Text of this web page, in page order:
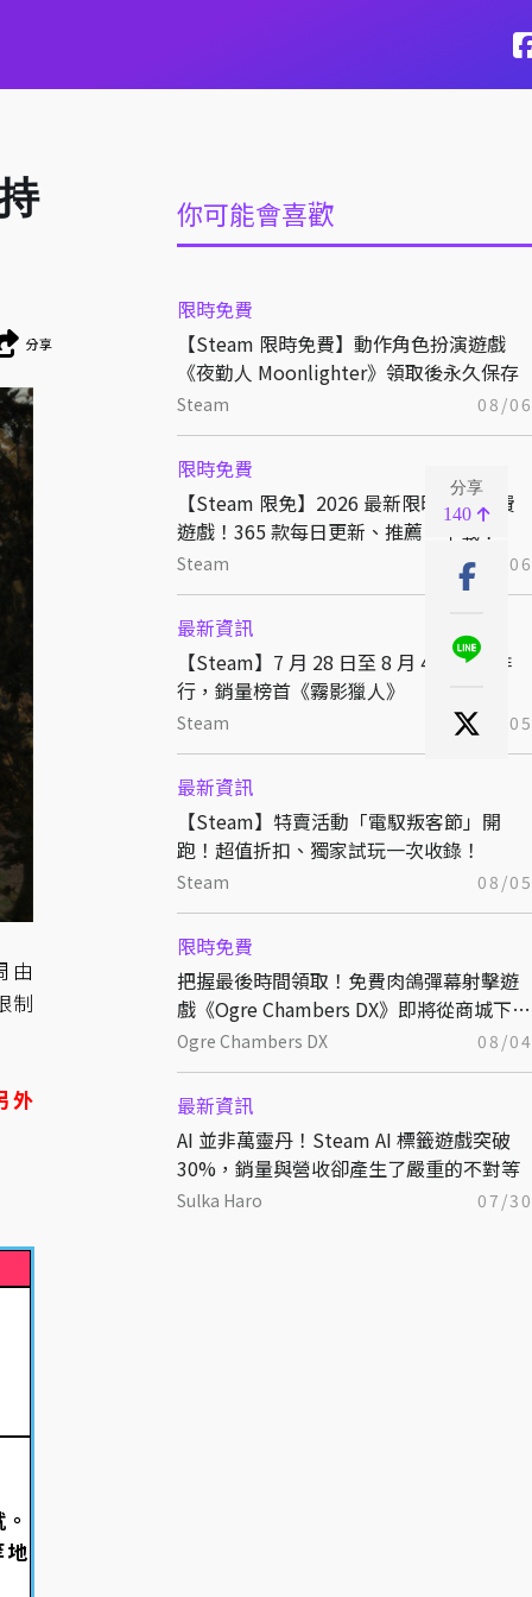
你可能會喜歡
限時免費
【Steam 限時免費】動作角色扮演遊戲
《夜勤人 Moonlighter》領取後永久保存
Steam 08/06
限時免費
【Steam 限免】2026 最新限時優惠免費
遊戲！365 款每日更新、推薦、下載！
Steam 08/06
最新資訊
【Steam】7 月 28 日至 8 月 4 日銷售排
行，銷量榜首《霧影獵人》
Steam 08/05
最新資訊
【Steam】特賣活動「電馭叛客節」開
跑！超值折扣、獨家試玩一次收錄！
Steam 08/05
限時免費
把握最後時間領取！免費肉鴿彈幕射擊遊
戲《Ogre Chambers DX》即將從商城下
架！
Ogre Chambers DX 08/04
最新資訊
AI 並非萬靈丹！Steam AI 標籤遊戲突破
30%，銷量與營收卻產生了嚴重的不對等
Sulka Haro 07/30
分享
140
分享
由
制
外